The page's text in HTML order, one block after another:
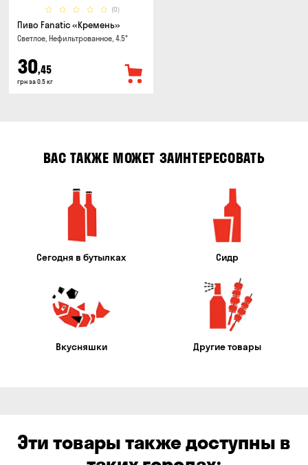
(0)
Пиво Fanatic «Кремень»
Светлое, Нефильтрованное, 4.5°
30,45
грн за 0.5 кг
ВАС ТАКЖЕ МОЖЕТ ЗАИНТЕРЕСОВАТЬ
Сегодня в бутылках Сидр
Вкусняшки Другие товары
Эти товары также доступны в